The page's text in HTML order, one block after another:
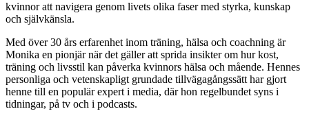
kvinnor att navigera genom livets olika faser med styrka, kunskap
och självkänsla.
Med över 30 års erfarenhet inom träning, hälsa och coachning är
Monika en pionjär när det gäller att sprida insikter om hur kost,
träning och livsstil kan påverka kvinnors hälsa och mående. Hennes
personliga och vetenskapligt grundade tillvägagångssätt har gjort
henne till en populär expert i media, där hon regelbundet syns i
tidningar, på tv och i podcasts.